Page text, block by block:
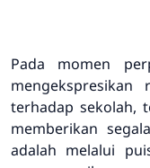
Pada momen
terhadap sekolah,
memberikan
adalah melalui